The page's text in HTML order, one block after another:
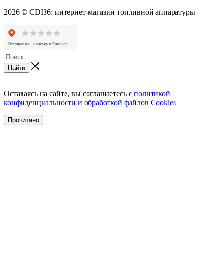
2026 © CDI36: интернет-магазин топливной аппаратуры
Найти
Оставаясь на сайте, вы соглашаетесь с политикой
конфиденциальности и обработкой файлов Cookies
Прочитано